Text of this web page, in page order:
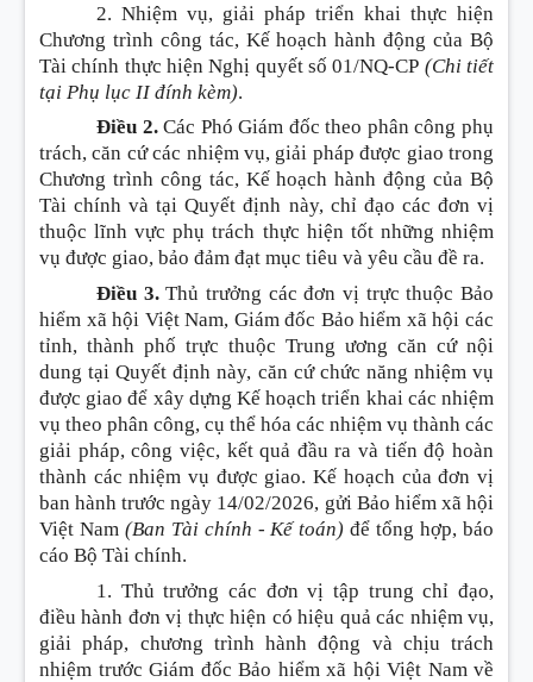
2. Nhiệm vụ, giải pháp triển khai thực hiện
Chương trình công tác, Kế hoạch hành động của Bộ
Tài chính thực hiện Nghị quyết số 01/NQ-CP (Chi tiết
tại Phụ lục II đính kèm).
Điều 2.Các Phó Giám đốc theo phân công phụ
trách, căn cứ các nhiệm vụ, giải pháp được giao trong
Chương trình công tác, Kế hoạch hành động của Bộ
Tài chính và tại Quyết định này, chỉ đạo các đơn vị
thuộc lĩnh vực phụ trách thực hiện tốt những nhiệm
vụ được giao, bảo đảm đạt mục tiêu và yêu cầu đề ra.
Điều 3.Thủ trưởng các đơn vị trực thuộc Bảo
hiểm xã hội Việt Nam, Giám đốc Bảo hiểm xã hội các
tỉnh, thành phố trực thuộc Trung ương căn cứ nội
dung tại Quyết định này, căn cứ chức năng nhiệm vụ
được giao để xây dựng Kế hoạch triển khai các nhiệm
vụ theo phân công, cụ thể hóa các nhiệm vụ thành các
giải pháp, công việc, kết quả đầu ra và tiến độ hoàn
thành các nhiệm vụ được giao. Kế hoạch của đơn vị
ban hành trước ngày 14/02/2026, gửi Bảo hiểm xã hội
Việt Nam (Ban Tài chính - Kế toán) để tổng hợp, báo
cáo Bộ Tài chính.
1. Thủ trưởng các đơn vị tập trung chỉ đạo,
điều hành đơn vị thực hiện có hiệu quả các nhiệm vụ,
giải pháp, chương trình hành động và chịu trách
nhiệm trước Giám đốc Bảo hiểm xã hội Việt Nam về